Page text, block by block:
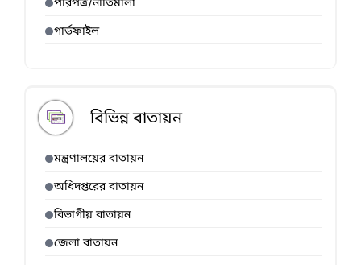
পরিপত্র/নীতিমালা
গার্ডফাইল
বিভিন্ন বাতায়ন
মন্ত্রণালয়ের বাতায়ন
অধিদপ্তরের বাতায়ন
বিভাগীয় বাতায়ন
জেলা বাতায়ন